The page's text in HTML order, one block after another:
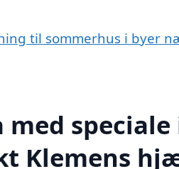
til sommerhus i byer
med
Klemens